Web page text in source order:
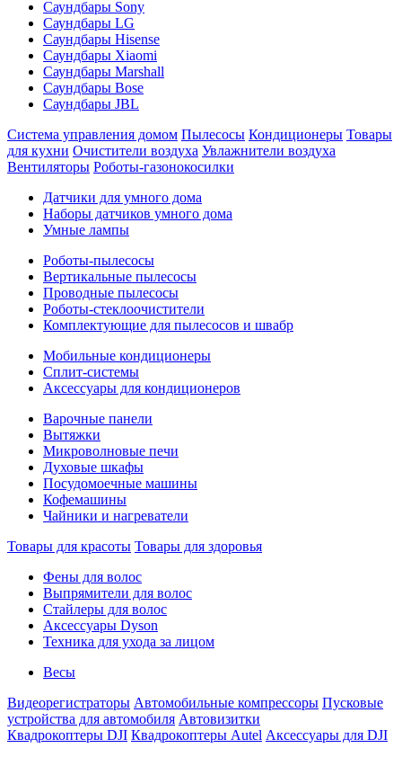
Саундбары Sony
Саундбары LG
Саундбары Hisense
Саундбары Xiaomi
Саундбары Marshall
Саундбары Bose
Саундбары JBL
Система управления домом Пылесосы Кондиционеры Товары
для кухни Очистители воздуха Увлажнители воздуха
Вентиляторы Роботы-газонокосилки
Датчики для умного дома
Наборы датчиков умного дома
Умные лампы
Роботы-пылесосы
Вертикальные пылесосы
Проводные пылесосы
Роботы-стеклоочистители
Комплектующие для пылесосов и швабр
Мобильные кондиционеры
Сплит-системы
Аксессуары для кондиционеров
Варочные панели
Вытяжки
Микроволновые печи
Духовые шкафы
Посудомоечные машины
Кофемашины
Чайники и нагреватели
Товары для красоты Товары для здоровья
Фены для волос
Выпрямители для волос
Стайлеры для волос
Аксессуары Dyson
Техника для ухода за лицом
Весы
Видеорегистраторы Автомобильные компрессоры Пусковые
устройства для автомобиля Автовизитки
Квадрокоптеры DJI Квадрокоптеры Autel Аксессуары для DJI